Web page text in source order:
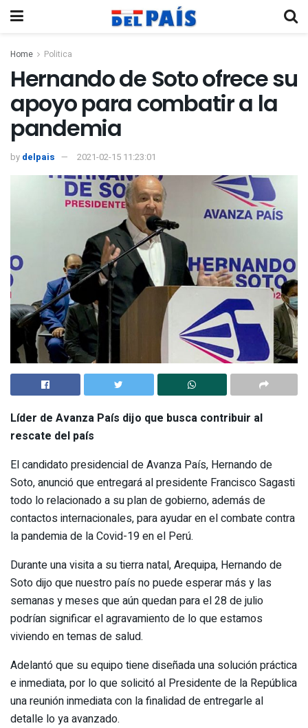
Home Politica
Hernando de Soto ofrece su
apoyo para combatir a la
pandemia
by delpais 2021-02-15 11:23:01
Líder de Avanza País dijo que busca contribuir al
rescate del país
El candidato presidencial de Avanza País, Hernando de
Soto, anunció que entregará al presidente Francisco Sagasti
todo lo relacionado a su plan de gobierno, además de
contactos internacionales, para ayudar en el combate contra
la pandemia de la Covid-19 en el Perú.
Durante una visita a su tierra natal, Arequipa, Hernando de
Soto dijo que nuestro país no puede esperar más y las
semanas y meses que aún quedan para el 28 de julio
podrían significar el agravamiento de lo que estamos
viviendo en temas de salud.
Adelantó que su equipo tiene diseñada una solución práctica
e inmediata, por lo que solicitó al Presidente de la República
una reunión inmediata con la finalidad de entregarle al
detalle lo ya avanzado.